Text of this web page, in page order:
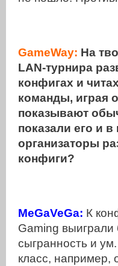
GameWay: На
LAN-турнира
конфигах и
команды, играя
показывают
показали его и в
организаторы
конфиги?
MeGaVeGa: К
Gaming выиграли
сыгранность и
класс, например,